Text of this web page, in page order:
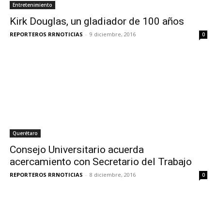
Entretenimiento
Kirk Douglas, un gladiador de 100 años
REPORTEROS RRNOTICIAS - 9 diciembre, 2016 0
Querétaro
Consejo Universitario acuerda
acercamiento con Secretario del Trabajo
REPORTEROS RRNOTICIAS - 8 diciembre, 2016 0